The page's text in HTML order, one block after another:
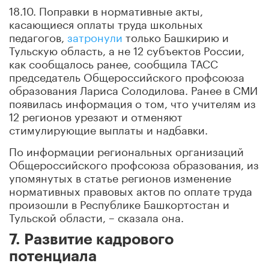
18.10. Поправки в нормативные акты,
касающиеся оплаты труда школьных
педагогов, затронулитолько Башкирию и
Тульскую область, а не 12 субъектов России,
как сообщалось ранее, сообщила ТАСС
председатель Общероссийского профсоюза
образования Лариса Солодилова. Ранее в СМИ
появилась информация о том, что учителям из
12 регионов урезают и отменяют
стимулирующие выплаты и надбавки.
По информации региональных организаций
Общероссийского профсоюза образования, из
упомянутых в статье регионов изменение
нормативных правовых актов по оплате труда
произошли в Республике Башкортостан и
Тульской области, – сказала она.
7. Развитие кадрового
потенциала